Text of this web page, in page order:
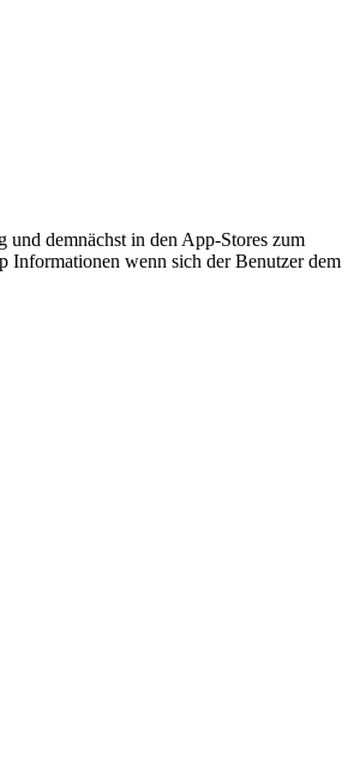
und demnächst in den App-Stores zum
Informationen wenn sich der Benutzer dem